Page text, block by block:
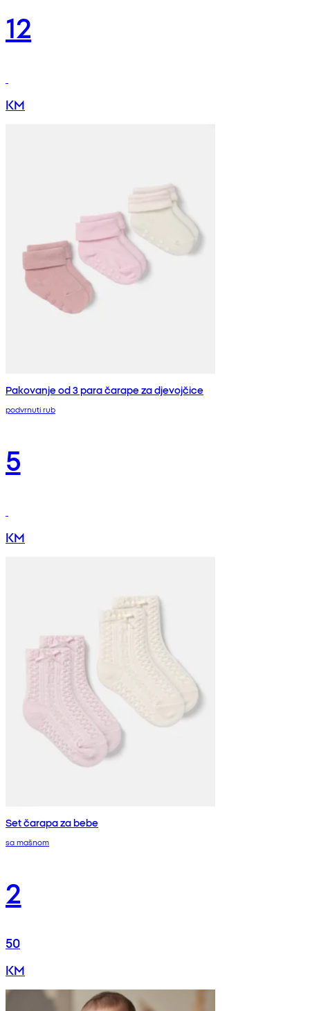
12
KM
Pakovanje od 3 para čarape za djevojčice
podvrnuti rub
5
KM
Set čarapa za bebe
sa mašnom
2
50
KM